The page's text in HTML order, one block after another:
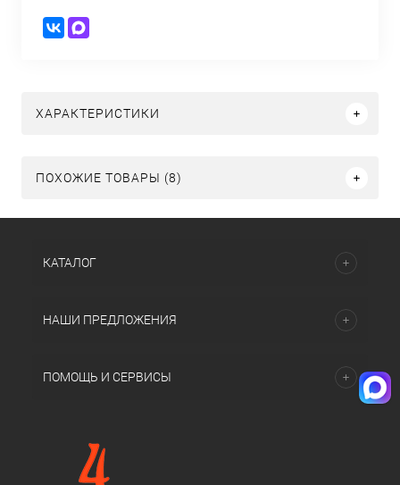
ХАРАКТЕРИСТИКИ
ПОХОЖИЕ ТОВАРЫ (8)
КАТАЛОГ
НАШИ ПРЕДЛОЖЕНИЯ
ПОМОЩЬ И СЕРВИСЫ